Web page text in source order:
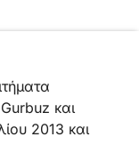
και
2013 και